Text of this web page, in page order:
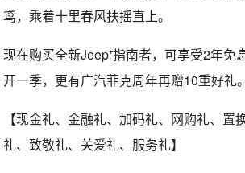
鸢，乘着十里春风扶摇直上。
现在购买全新Jeep⁺指南者，可享受2年免
开一季，更有广汽菲克周年再赠10重好礼。
【现金礼、金融礼、加码礼、网购礼、置
礼、致敬礼、关爱礼、服务礼】